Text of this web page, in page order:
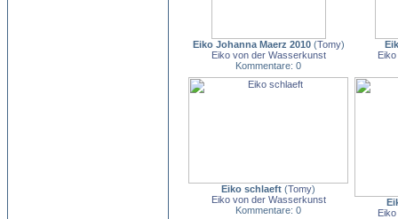
Eiko Johanna Maerz 2010(Tomy)
Eiko von der Wasserkunst
Kommentare: 0
Eiko schlaeft (Tomy)
Eiko von der Wasserkunst
Kommentare: 0